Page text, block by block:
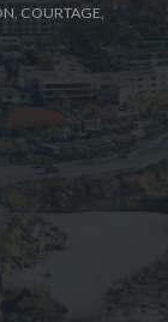
COURTAGE,